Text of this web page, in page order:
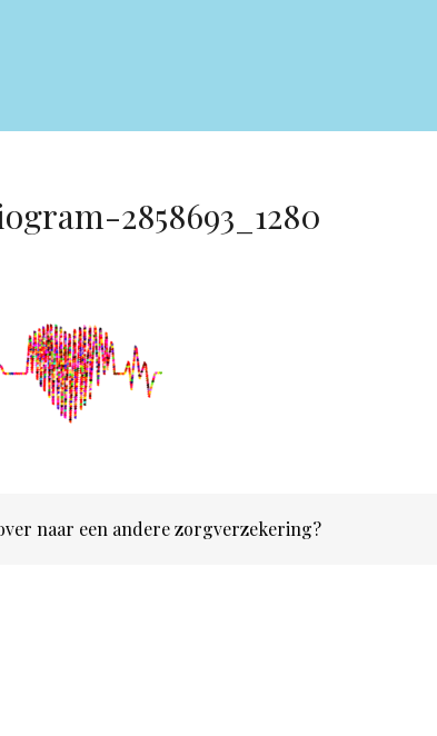
2858693_1280
naar een andere zorgverzekering?